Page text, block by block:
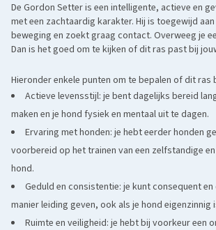
vergelijkbare bouw en is net zo werklustig en
Flatcoated Retriever: vrolijk,
een vergelijkbare vachtkleur en uitstraling.
aanhankelijke aard en veel energie.
De Gordon Setter is een intelligente, actieve en
met een zachtaardig karakter. Hij is toegewijd
beweging en zoekt graag contact. Overweeg je
Dan is het goed om te kijken of dit ras past bij
Hieronder enkele punten om te bepalen of dit ras
Actieve levensstijl: je bent dagelijks bereid
maken en je hond fysiek en mentaal uit te dagen.
Ervaring met honden: je hebt eerder honden
voorbereid op het trainen van een zelfstandige
hond.
Geduld en consistentie: je kunt consequent
manier leiding geven, ook als je hond eigenzinnig
Ruimte en veiligheid: je hebt bij voorkeur een